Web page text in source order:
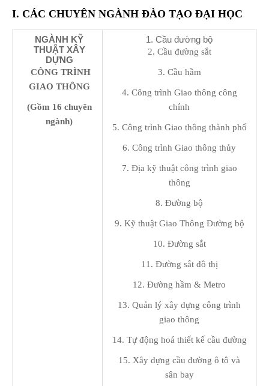
I. CÁC CHUYÊN NGÀNH ĐÀO TẠO ĐẠI HỌC
NGÀNH KỸ
THUẬT XÂY
DỰNG
CÔNG TRÌNH
GIAO THÔNG
(Gồm 16 chuyên
ngành)
1. Cầu đường bộ
2. Cầu đường sắt
3. Cầu hầm
4. Công trình Giao thông công
chính
5. Công trình Giao thông thành phố
6. Công trình Giao thông thủy
7. Địa kỹ thuật công trình giao
thông
8. Đường bộ
9. Kỹ thuật Giao Thông Đường bộ
10. Đường sắt
11. Đường sắt đô thị
12. Đường hầm & Metro
13. Quản lý xây dựng công trình
giao thông
14. Tự động hoá thiết kế cầu đường
15. Xây dựng cầu đường ô tô và
sân bay